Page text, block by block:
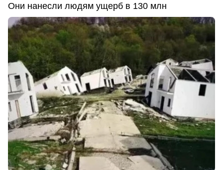
Они нанесли людям ущерб в 130 млн